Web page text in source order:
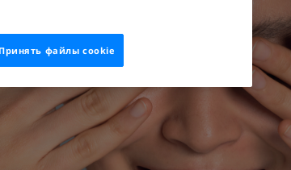
Принять файлы cookie